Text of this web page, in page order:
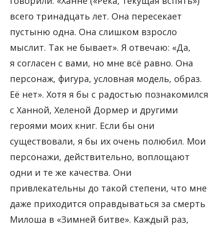
всего тринадцать лет. Она пересекает
пустыню одна. Она слишком взросло
мыслит. Так не бывает». Я отвечаю: «Да,
я согласен с вами, но мне всё равно. Она
персонаж, фигура, условная модель, образ.
Её нет». Хотя я бы с радостью познакомился
с Ханной, Хеленой Дормер и другими
героями моих книг. Если бы они
существовали, я бы их очень полюбил. Мои
персонажи, действительно, воплощают
одни и те же качества. Они
привлекательны до такой степени, что мне
даже приходится оправдываться за смерть
Милоша в «Зимней битве». Каждый раз,